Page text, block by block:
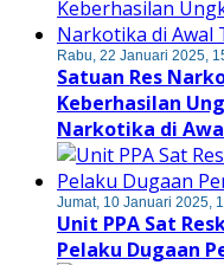
Rabu, 22 Januari 2025,
Satuan Res
Keberhasilan
Narkotika di
Jumat, 10 Januari 2025,
Unit PPA Sat
Pelaku Dugaan